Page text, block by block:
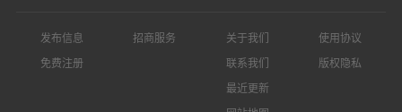
发布信息
免费注册
招商服务
关于我们
联系我们
最近更新
使用协议
版权隐私